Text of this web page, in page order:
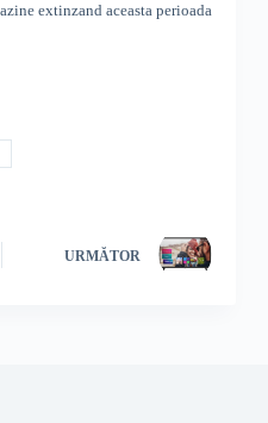
extinzand aceasta perioada
URMĂTOR